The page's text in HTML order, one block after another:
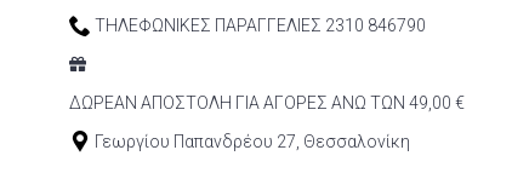
ΤΗΛΕΦΩΝΙΚΕΣ ΠΑΡΑΓΓΕΛΙΕΣ 2310 846790
ΔΩΡΕΑΝ ΑΠΟΣΤΟΛΗ ΓΙΑ ΑΓΟΡΕΣ ΑΝΩ ΤΩΝ 49,00 €
Γεωργίου Παπανδρέου 27, Θεσσαλονίκη